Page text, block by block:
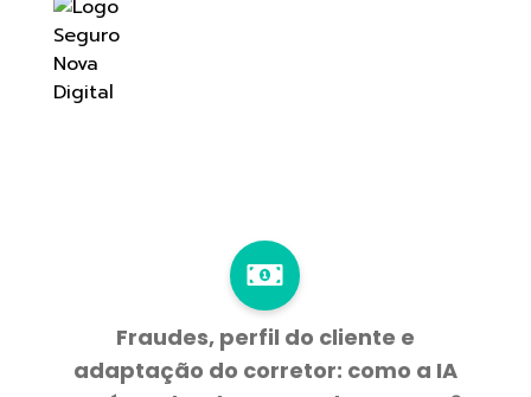
Fraudes, perfil do cliente e
adaptação do corretor: como a IA